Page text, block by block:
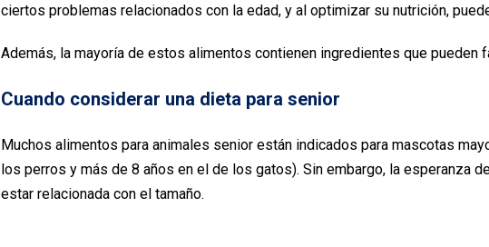
ciertos problemas relacionados con la edad, y al optimizar su nutrición,
Además, la mayoría de estos alimentos contienen ingredientes que pueden
Cuando considerar una dieta para senior
Muchos alimentos para animales senior están indicados para mascotas
los perros y más de 8 años en el de los gatos). Sin embargo, la esperanza
estar relacionada con el tamaño.